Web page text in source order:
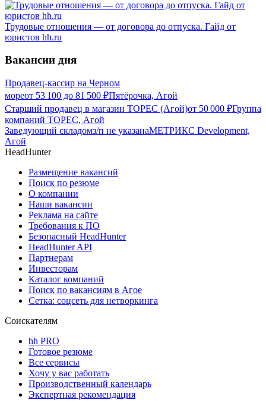
Трудовые отношения — от договора до отпуска. Гайд от
юристов hh.ru
Вакансии дня
Продавец-кассир на Черном
мореот 53 100 до 81 500 ₽Пятёрочка, Агой
Старший продавец в магазин ТОРЕС (Агой)от 50 000 ₽Группа
компаний ТОРЕС, Агой
Заведующий складомз/п не указанаМЕТРИКС Development,
Агой
HeadHunter
Размещение вакансий
Поиск по резюме
О компании
Наши вакансии
Реклама на сайте
Требования к ПО
Безопасный HeadHunter
HeadHunter API
Партнерам
Инвесторам
Каталог компаний
Поиск по вакансиям в Агое
Сетка: соцсеть для нетворкинга
Соискателям
hh PRO
Готовое резюме
Все сервисы
Хочу у вас работать
Производственный календарь
Экспертная рекомендация